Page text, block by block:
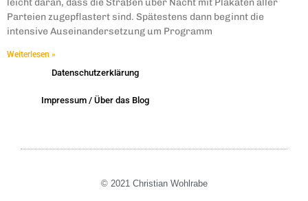
leicht daran, dass die Straßen über Nacht mit Plakaten aller
Parteien zugepflastert sind. Spätestens dann beginnt die
intensive Auseinandersetzung um Programm
Weiterlesen »
Datenschutzerklärung
Impressum / Über das Blog
© 2021 Christian Wohlrabe